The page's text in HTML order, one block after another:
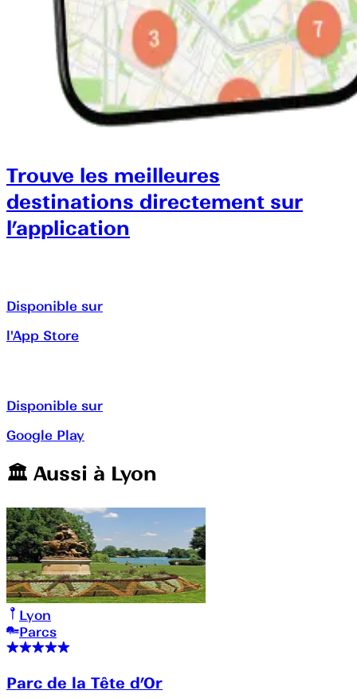
Trouve les meilleures
destinations directement sur
l’application
Disponible sur
l'App Store
Disponible sur
Google Play
🏛️️ Aussi à Lyon
Lyon
Parcs
Parc de la Tête d’Or